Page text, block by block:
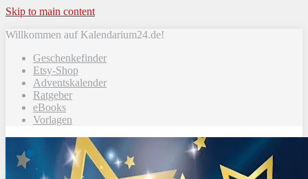
Skip to main content
Willkommen auf Kalendarium24.de!
Geschenkefinder
Etsy-Shop
Adventskalender
Ratgeber
eBooks
Vorlagen